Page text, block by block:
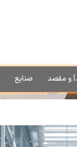
و مقصد صنایع